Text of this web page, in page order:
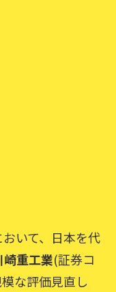
いて、日本を代
崎重工業(証券コ
な評価見直し